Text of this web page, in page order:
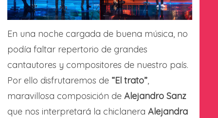
En una noche cargada de buena música, no
podía faltar repertorio de grandes
cantautores y compositores de nuestro país.
Por ello disfrutaremos de “El trato”,
maravillosa composición de Alejandro Sanz
que nos interpretará la chiclanera Alejandra